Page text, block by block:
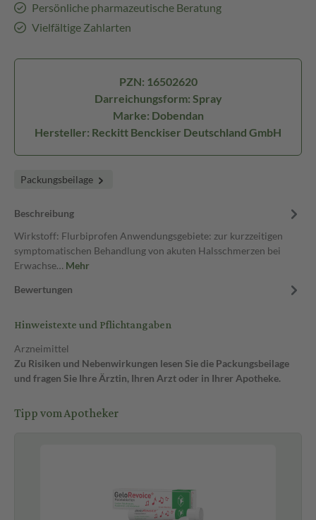
Persönliche pharmazeutische Beratung
Vielfältige Zahlarten
PZN: 16502620
Darreichungsform: Spray
Marke: Dobendan
Hersteller: Reckitt Benckiser Deutschland GmbH
Packungsbeilage
Beschreibung
Wirkstoff: Flurbiprofen Anwendungsgebiete: zur kurzzeitigen
symptomatischen Behandlung von akuten Halsschmerzen bei
Erwachse… Mehr
Bewertungen
Hinweistexte und Pflichtangaben
Arzneimittel
Zu Risiken und Nebenwirkungen lesen Sie die Packungsbeilage
und fragen Sie Ihre Ärztin, Ihren Arzt oder in Ihrer Apotheke.
Tipp vom Apotheker